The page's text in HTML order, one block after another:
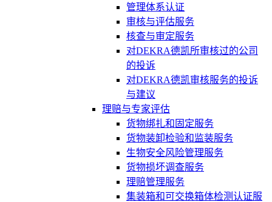
管理体系认证
审核与评估服务
核查与审定服务
对DEKRA德凯所审核过的公司
的投诉
对DEKRA德凯审核服务的投诉
与建议
理赔与专家评估
货物绑扎和固定服务
货物装卸检验和监装服务
生物安全风险管理服务
货物损坏调查服务
理赔管理服务
集装箱和可交换箱体检测认证服